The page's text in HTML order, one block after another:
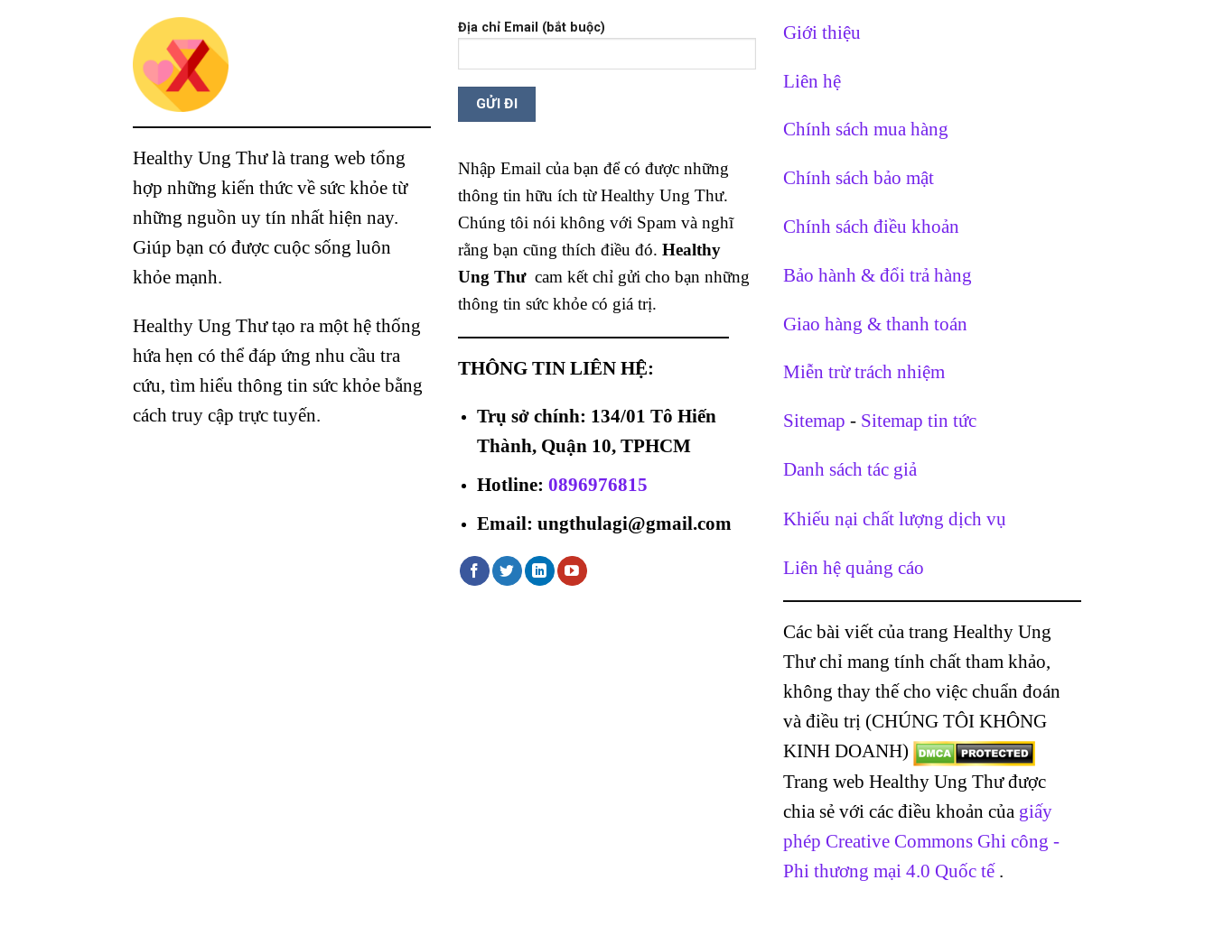
Healthy Ung Thư là trang web tổng
hợp những kiến thức về sức khỏe từ
những nguồn uy tín nhất hiện nay.
Giúp bạn có được cuộc sống luôn
khỏe mạnh.
Healthy Ung Thư tạo ra một hệ thống
hứa hẹn có thể đáp ứng nhu cầu tra
cứu, tìm hiểu thông tin sức khỏe bằng
cách truy cập trực tuyến.
Địa chỉ Email (bắt buộc)
Nhập Email của bạn để có được những
thông tin hữu ích từ Healthy Ung Thư.
Chúng tôi nói không với Spam và nghĩ
rằng bạn cũng thích điều đó. Healthy
Ung Thư cam kết chỉ gửi cho bạn những
thông tin sức khỏe có giá trị.
THÔNG TIN LIÊN HỆ:
Trụ sở chính: 134/01 Tô Hiến
Thành, Quận 10, TPHCM
Hotline: 0896976815
Email: ungthulagi@gmail.com
Giới thiệu
Liên hệ
Chính sách mua hàng
Chính sách bảo mật
Chính sách điều khoản
Bảo hành & đổi trả hàng
Giao hàng & thanh toán
Miễn trừ trách nhiệm
Sitemap - Sitemap tin tức
Danh sách tác giả
Khiếu nại chất lượng dịch vụ
Liên hệ quảng cáo
Các bài viết của trang Healthy Ung
Thư chỉ mang tính chất tham khảo,
không thay thế cho việc chuẩn đoán
và điều trị (CHÚNG TÔI KHÔNG
KINH DOANH)
Trang web Healthy Ung Thư được
chia sẻ với các điều khoản của giấy
phép Creative Commons Ghi công -
Phi thương mại 4.0 Quốc tế